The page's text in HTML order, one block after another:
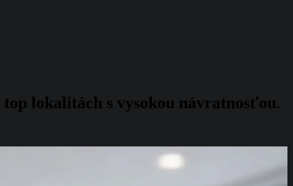
top lokalitách s vysokou návratnosťou.